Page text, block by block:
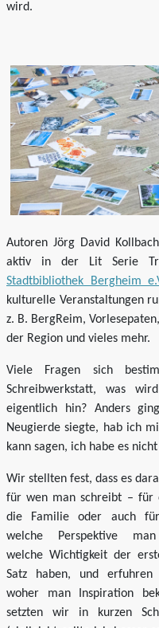
wird.
Autoren Jörg David
aktiv in der Lit Serie
Stadtbibliothek Bergheim
kulturelle Veranstaltungen
z. B. BergReim,
der Region und vieles mehr.
Viele Fragen sich
Schreibwerkstatt, was
eigentlich hin? Anders
Neugierde siegte, hab ich
kann sagen, ich habe es
Wir stellten fest, dass es
für wen man schreibt – für
die Familie oder auch
welche Perspektive
welche Wichtigkeit der
Satz haben, und erfuhren
woher man Inspiration
setzten wir in kurzen